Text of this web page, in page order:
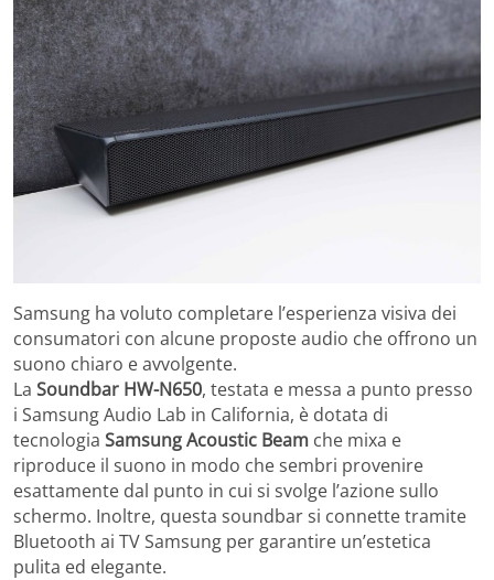
Samsung ha voluto completare l’esperienza visiva dei
consumatori con alcune proposte audio che offrono un
suono chiaro e avvolgente.
La Soundbar HW-N650, testata e messa a punto presso
i Samsung Audio Lab in California, è dotata di
tecnologia Samsung Acoustic Beam che mixa e
riproduce il suono in modo che sembri provenire
esattamente dal punto in cui si svolge l’azione sullo
schermo. Inoltre, questa soundbar si connette tramite
Bluetooth ai TV Samsung per garantire un’estetica
pulita ed elegante.